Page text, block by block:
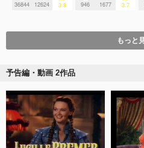
36844 12624 3.8 946 1677 3.7
もっと
予告編・動画 2作品